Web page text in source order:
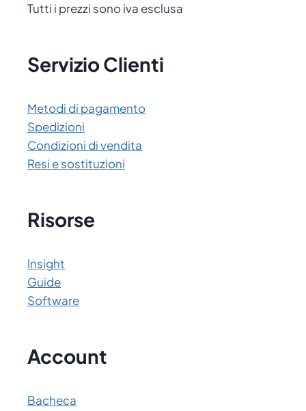
Tutti i prezzi sono iva esclusa
Servizio Clienti
Metodi di pagamento
Spedizioni
Condizioni di vendita
Resi e sostituzioni
Risorse
Insight
Guide
Software
Account
Bacheca